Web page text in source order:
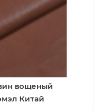
вощеный
Китай